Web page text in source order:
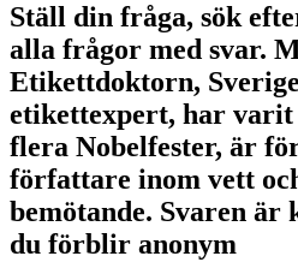
Ställ din fråga, sök
alla frågor med svar.
Etikettdoktorn,
etikettexpert, har varit
flera Nobelfester, är
författare inom vett
bemötande. Svaren är
du förblir anonym